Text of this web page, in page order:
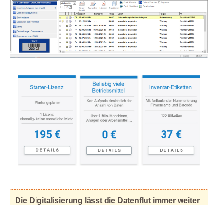
Die Digitalisierung lässt die Datenflut immer weiter